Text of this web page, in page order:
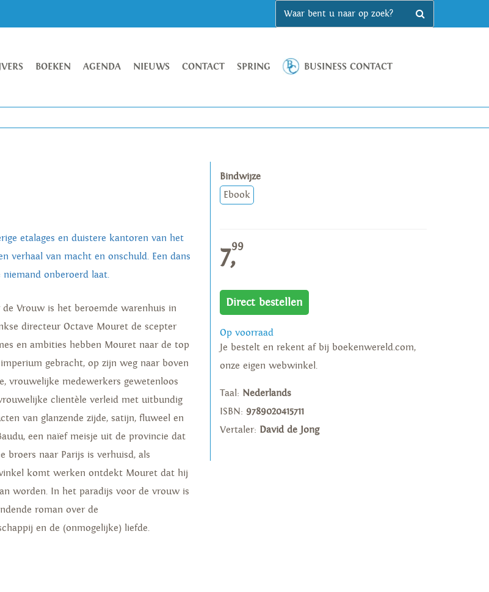
BOEKEN AGENDA NIEUWS CONTACT SPRING BUSINESS CONTACT
etalages en duistere kantoren van het
verhaal van macht en onschuld. Een dans
onberoerd laat.
Vrouw is het beroemde warenhuis in
directeur Octave Mouret de scepter
en ambities hebben Mouret naar de top
gebracht, op zijn weg naar boven
vrouwelijke medewerkers gewetenloos
clientèle verleid met uitbundig
van glanzende zijde, satijn, fluweel en
een naïef meisje uit de provincie dat
broers naar Parijs is verhuisd, als
komt werken ontdekt Mouret dat hij
worden. In het paradijs voor de vrouw is
roman over de
en de (onmogelijke) liefde.
Bindwijze
Ebook
7,99
Direct bestellen
Op voorraad
Je bestelt en rekent af bij boekenwereld.com,
onze eigen webwinkel.
Taal: Nederlands
ISBN: 9789020415711
Vertaler: David de Jong